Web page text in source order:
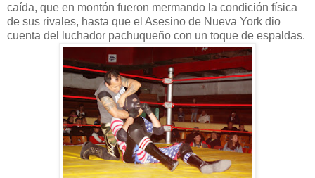
caída, que en montón fueron mermando la condición física
de sus rivales, hasta que el Asesino de Nueva York dio
cuenta del luchador pachuqueño con un toque de espaldas.